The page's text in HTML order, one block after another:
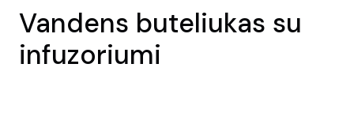
Vandens buteliukas su
infuzoriumi